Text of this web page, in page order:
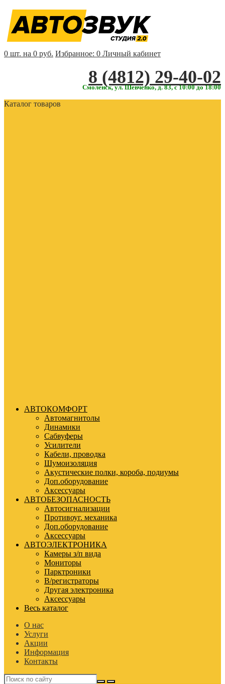
0 шт. на 0 руб. Избранное: 0 Личный кабинет
‎‎8 (4812) 29-40-02
Смоленск, ул. Шевченко, д. 83, с 10:00 до 18:00
Каталог товаров
АВТОКОМФОРТ
Автомагнитолы
Динамики
Сабвуферы
Усилители
Кабели, проводка
Шумоизоляция
Акустические полки, короба, подиумы
Доп.оборудование
Аксессуары
АВТОБЕЗОПАСНОСТЬ
Автосигнализации
Противоуг. механика
Доп.оборудование
Аксессуары
АВТОЭЛЕКТРОНИКА
Камеры з/п вида
Мониторы
Парктроники
В/регистраторы
Другая электроника
Аксессуары
Весь каталог
О нас
Услуги
Акции
Информация
Контакты